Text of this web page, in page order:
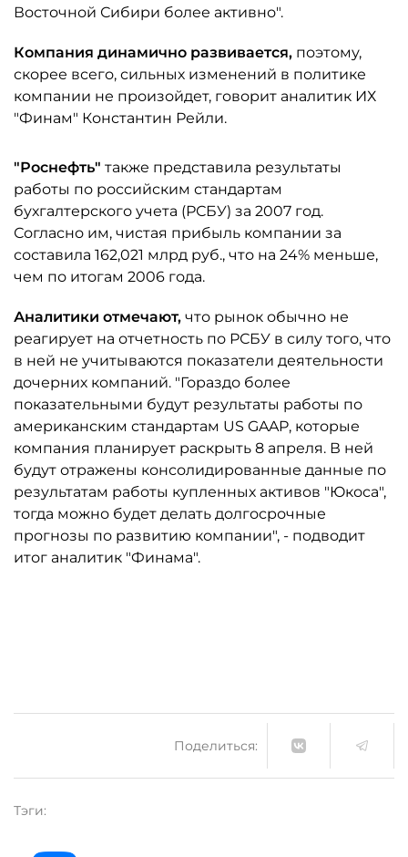
Восточной Сибири более активно".
Компания динамично развивается, поэтому,
скорее всего, сильных изменений в политике
компании не произойдет, говорит аналитик ИХ
"Финам" Константин Рейли.
"Роснефть" также представила результаты
работы по российским стандартам
бухгалтерского учета (РСБУ) за 2007 год.
Согласно им, чистая прибыль компании за
составила 162,021 млрд руб., что на 24% меньше,
чем по итогам 2006 года.
Аналитики отмечают, что рынок обычно не
реагирует на отчетность по РСБУ в силу того, что
в ней не учитываются показатели деятельности
дочерних компаний. "Гораздо более
показательными будут результаты работы по
американским стандартам US GAAP, которые
компания планирует раскрыть 8 апреля. В ней
будут отражены консолидированные данные по
результатам работы купленных активов "Юкоса",
тогда можно будет делать долгосрочные
прогнозы по развитию компании", - подводит
итог аналитик "Финама".
Поделиться:
Тэги: